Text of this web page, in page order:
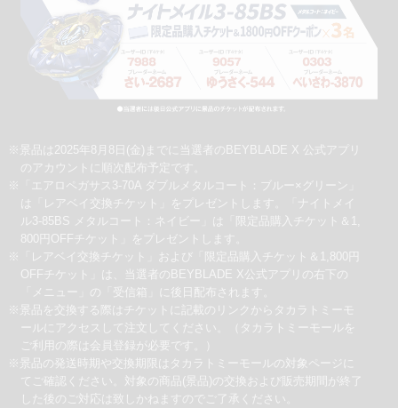
※景品は2025年8月8日(金)までに当選者のBEYBLADE X 公式アプリ
のアカウントに順次配布予定です。
※「エアロペガサス3-70A ダブルメタルコート：ブルー×グリーン」
は「レアベイ交換チケット」をプレゼントします。「ナイトメイ
ル3-85BS メタルコート：ネイビー」は「限定品購入チケット＆1,
800円OFFチケット」をプレゼントします。
※「レアベイ交換チケット」および「限定品購入チケット＆1,800円
OFFチケット」は、当選者のBEYBLADE X公式アプリの右下の
「メニュー」の「受信箱」に後日配布されます。
※景品を交換する際はチケットに記載のリンクからタカラトミーモ
ールにアクセスして注文してください。（タカラトミーモールを
ご利用の際は会員登録が必要です。）
※景品の発送時期や交換期限はタカラトミーモールの対象ページに
てご確認ください。対象の商品(景品)の交換および販売期間が終了
した後のご対応は致しかねますのでご了承ください。